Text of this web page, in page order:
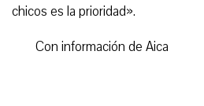
chicos es la prioridad».
Con información de Aica